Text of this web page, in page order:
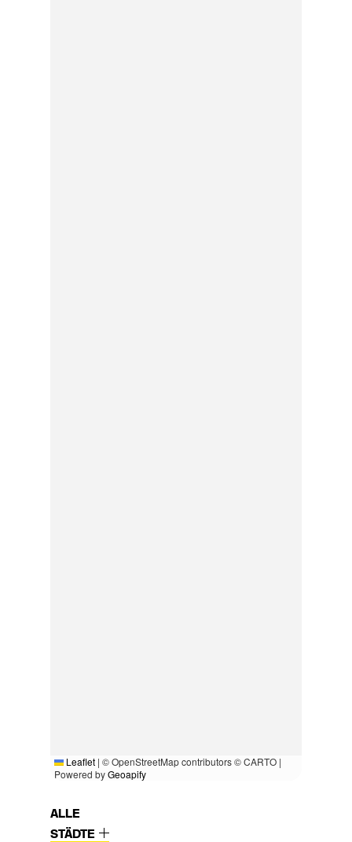
Leaflet | © OpenStreetMap contributors © CARTO |
Powered byGeoapify
ALLE
STÄDTE